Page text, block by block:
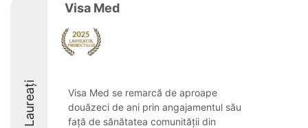
Laureați
Visa Med
Visa Med se remarcă de aproape
douăzeci de ani prin angajamentul său
față de sănătatea comunității din